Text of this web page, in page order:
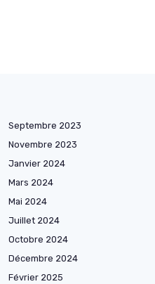
Septembre 2023
Novembre 2023
Janvier 2024
Mars 2024
Mai 2024
Juillet 2024
Octobre 2024
Décembre 2024
Février 2025